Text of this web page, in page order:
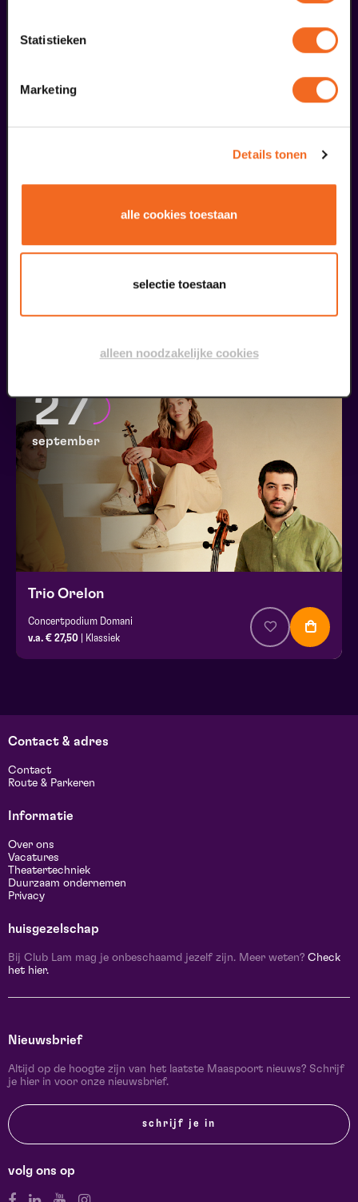
Statistieken
Marketing
Details tonen
alle cookies toestaan
selectie toestaan
alleen noodzakelijke cookies
Viva Classic Vocal Contest 2026
30
27
september
Trio Orelon
Concertpodium Domani
v.a. € 27,50 | Klassiek
Contact & adres
Contact
Route & Parkeren
Informatie
Over ons
Vacatures
Theatertechniek
Duurzaam ondernemen
Privacy
huisgezelschap
Bij Club Lam mag je onbeschaamd jezelf zijn. Meer weten? Check
het hier.
Nieuwsbrief
Altijd op de hoogte zijn van het laatste Maaspoort nieuws? Schrijf
je hier in voor onze nieuwsbrief.
schrijf je in
volg ons op